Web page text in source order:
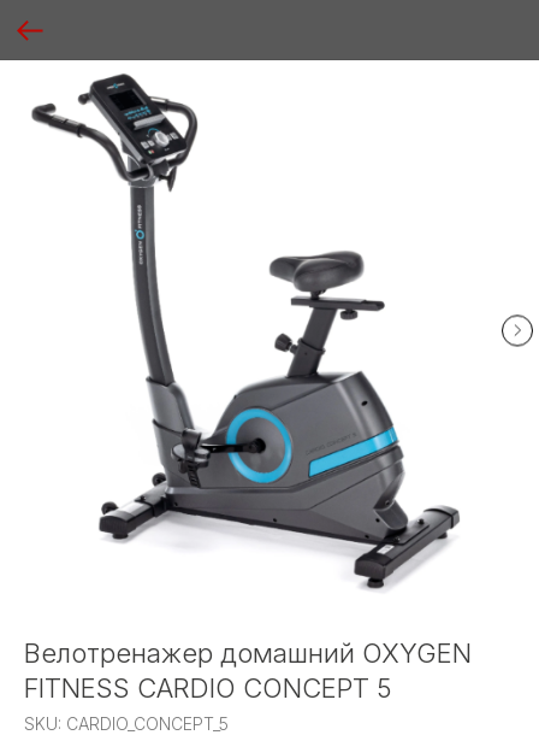
Велотренажер домашний OXYGEN
FITNESS CARDIO CONCEPT 5
SKU: CARDIO_CONCEPT_5